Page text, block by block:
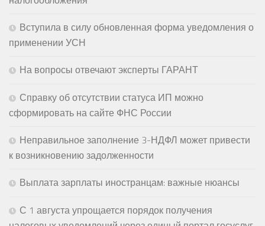
Вступила в силу обновленная форма уведомления о
применении УСН
На вопросы отвечают эксперты ГАРАНТ
Справку об отсутствии статуса ИП можно
сформировать на сайте ФНС России
Неправильное заполнение 3-НДФЛ может привести
к возникновению задолженности
Выплата зарплаты иностранцам: важные нюансы
С 1 августа упрощается порядок получения